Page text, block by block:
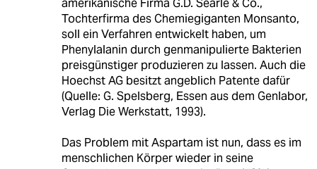
amerikanische Firma G.D. Searle & Co.,
Tochterfirma des Chemiegiganten Monsanto,
soll ein Verfahren entwickelt haben, um
Phenylalanin durch genmanipulierte Bakterien
preisgünstiger produzieren zu lassen. Auch die
Hoechst AG besitzt angeblich Patente dafür
(Quelle: G. Spelsberg, Essen aus dem Genlabor,
Verlag Die Werkstatt, 1993).
Das Problem mit Aspartam ist nun, dass es im
menschlichen Körper wieder in seine